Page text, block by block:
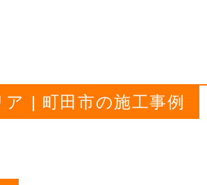
ア | 町田市の施工事例